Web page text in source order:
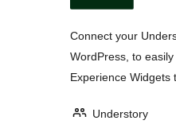
Connect your
WordPress, to
Experience Widgets
Understory